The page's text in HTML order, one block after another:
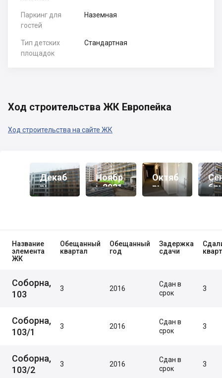
Паркинг для
гостей
Наземная
Тип детских
площадок
Стандартная
Ход строительства ЖК Европейка
Ход строительства на сайте ЖК
Декаб
Рь
2021
Ноябр
Ь 2021
Октяб
Рь
2021
Название
элемента
ЖК
Обещанный
квартал
Обещанный
год
Задержка
сдачи
Соборна,
103
3 2016
Сдан в
срок
3
Соборна,
103/1
3 2016
Сдан в
срок
3
Соборна,
103/2
3 2016
Сдан в
срок
3